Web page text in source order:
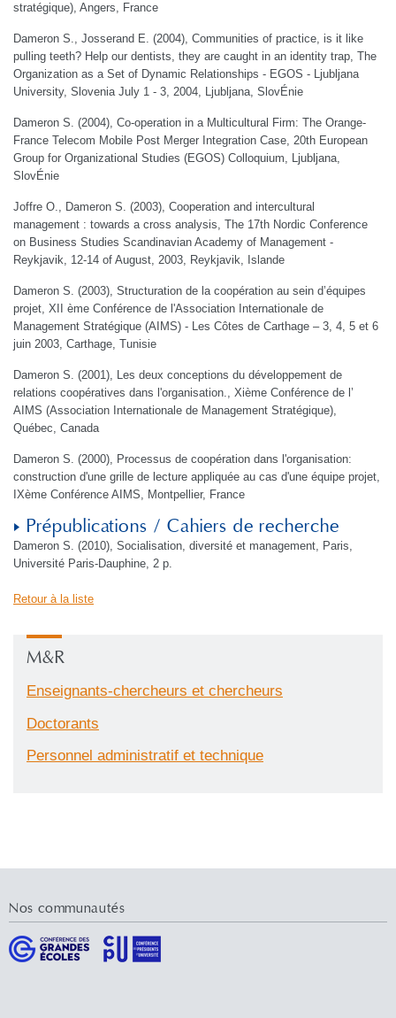
stratégique), Angers, France
Dameron S., Josserand E. (2004), Communities of practice, is it like
pulling teeth? Help our dentists, they are caught in an identity trap, The
Organization as a Set of Dynamic Relationships - EGOS - Ljubljana
University, Slovenia July 1 - 3, 2004, Ljubljana, SlovÉnie
Dameron S. (2004), Co-operation in a Multicultural Firm: The Orange-
France Telecom Mobile Post Merger Integration Case, 20th European
Group for Organizational Studies (EGOS) Colloquium, Ljubljana,
SlovÉnie
Joffre O., Dameron S. (2003), Cooperation and intercultural
management : towards a cross analysis, The 17th Nordic Conference
on Business Studies Scandinavian Academy of Management -
Reykjavik, 12-14 of August, 2003, Reykjavik, Islande
Dameron S. (2003), Structuration de la coopération au sein d’équipes
projet, XII ème Conférence de l'Association Internationale de
Management Stratégique (AIMS) - Les Côtes de Carthage – 3, 4, 5 et 6
juin 2003, Carthage, Tunisie
Dameron S. (2001), Les deux conceptions du développement de
relations coopératives dans l'organisation., Xième Conférence de l’
AIMS (Association Internationale de Management Stratégique),
Québec, Canada
Dameron S. (2000), Processus de coopération dans l'organisation:
construction d'une grille de lecture appliquée au cas d'une équipe projet,
IXème Conférence AIMS, Montpellier, France
Prépublications / Cahiers de recherche
Dameron S. (2010), Socialisation, diversité et management, Paris,
Université Paris-Dauphine, 2 p.
Retour à la liste
M&R
Enseignants-chercheurs et chercheurs
Doctorants
Personnel administratif et technique
Nos communautés